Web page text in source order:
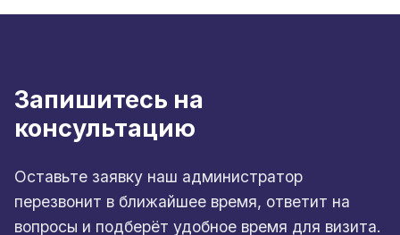
Запишитесь на
консультацию
Оставьте заявку наш администратор
перезвонит в ближайшее время, ответит на
вопросы и подберёт удобное время для визита.